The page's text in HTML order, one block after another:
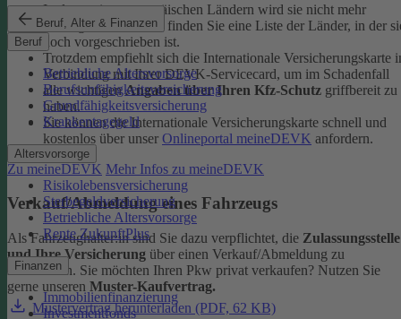
Beruf, Alter & Finanzen
Beruf
Betriebliche Altersvorsorge
Berufsunfähigkeitsversicherung
Grundfähigkeitsversicherung
Krankentagegeld
Altersvorsorge
Risikolebensversicherung
Sterbegeldversicherung
Betriebliche Altersvorsorge
Rente ZukunftPlus
Finanzen
Immobilienfinanzierung
Investmentfonds
In den meisten europäischen Ländern wird sie nicht mehr
verlangt. In denFAQ
finden Sie eine Liste der Länder, in der
noch vorgeschrieben ist.
Trotzdem empfiehlt sich die Internationale Versicherungskarte
Verbindung mit Ihrer DEVK-Servicecard, um im Schadenfall
alle wichtigenAngaben über Ihren Kfz-Schutz griffbereit zu
haben.
Sie können die Internationale Versicherungskarte schnell und
kostenlos über unser Onlineportal meineDEVK anfordern.
Zu meineDEVK Mehr Infos zu meineDEVK
Verkauf/Abmeldung eines Fahrzeugs
Als Fahrzeughalter:in sind Sie dazu verpflichtet, die Zulassungsstelle
und Ihre Versicherung über einen Verkauf/Abmeldung zu
informieren. Sie möchten Ihren Pkw privat verkaufen? Nutzen Sie
gerne unseren Muster-Kaufvertrag.
Mustervertrag herunterladen (PDF, 62 KB)